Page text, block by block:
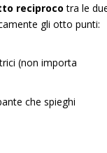
reciproco tra le
gli otto punti:
(non importa
che spieghi